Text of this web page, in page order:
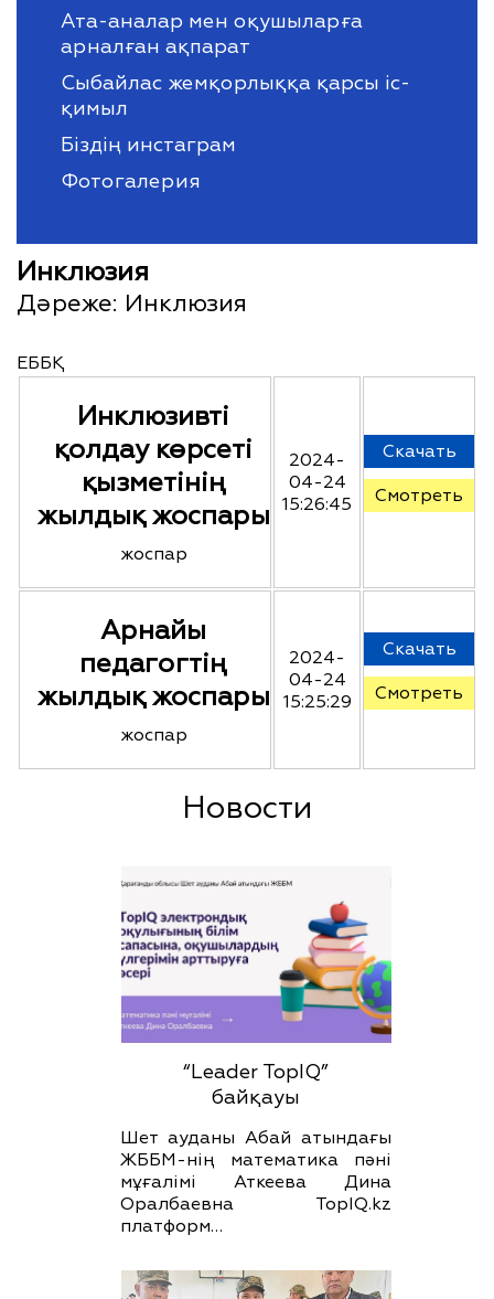
Ата-аналар мен оқушыларға
арналған ақпарат
Сыбайлас жемқорлыққа қарсы іс-
қимыл
Біздің инстаграм
Фотогалерия
Инклюзия
Дәреже: Инклюзия
ЕББҚ
Инклюзивті
қолдау көрсеті
қызметінің
жылдық жоспары
жоспар
2024-
04-24
15:26:45
Скачать
Смотреть
Арнайы
педагогтің
жылдық жоспары
жоспар
2024-
04-24
15:25:29
Скачать
Смотреть
Новости
“Leader TopIQ”
байқауы
Шет ауданы Абай атындағы
ЖББМ-нің математика пәні
мұғалімі Аткеева Дина
Оралбаевна TopIQ.kz
платформ…